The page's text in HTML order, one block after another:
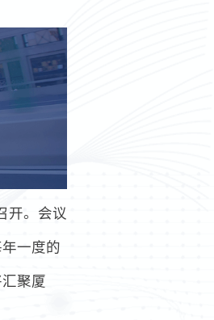
开。会议
一度的
聚厦